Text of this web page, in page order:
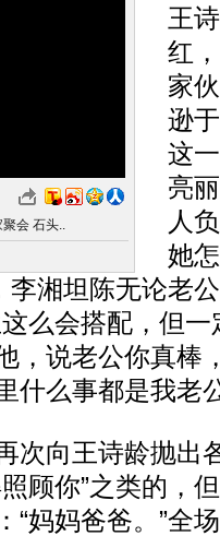
会 石头..
王
红
家
逊
这
亮
人
她
李湘坦陈无论老
么会搭配，但
，说老公你真棒
什么事都是我老
向王诗龄抛出
顾你”之类的，
“妈妈爸爸。”全